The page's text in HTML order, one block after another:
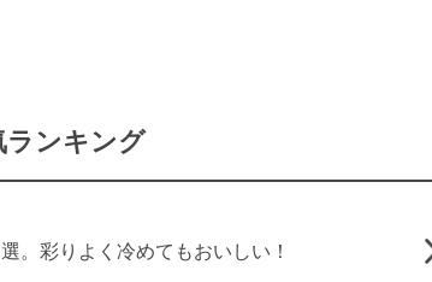
ランキング
。彩りよく冷めてもおいしい！